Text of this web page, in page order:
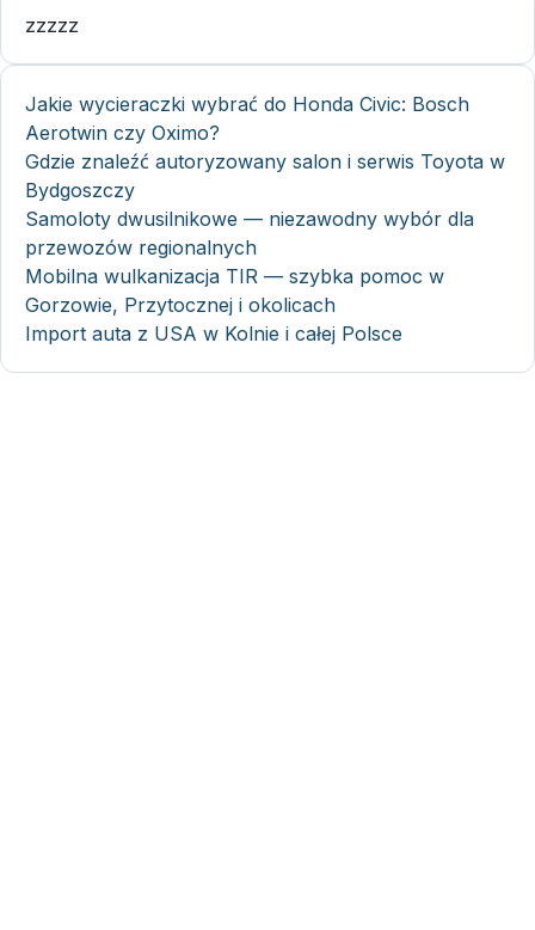
zzzzz
Jakie wycieraczki wybrać do Honda Civic: Bosch
Aerotwin czy Oximo?
Gdzie znaleźć autoryzowany salon i serwis Toyota w
Bydgoszczy
Samoloty dwusilnikowe — niezawodny wybór dla
przewozów regionalnych
Mobilna wulkanizacja TIR — szybka pomoc w
Gorzowie, Przytocznej i okolicach
Import auta z USA w Kolnie i całej Polsce